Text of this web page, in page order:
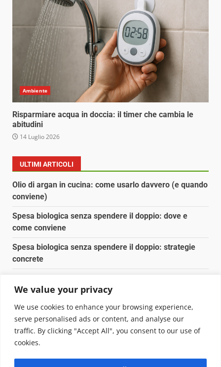
We value your privacy
We use cookies to enhance your browsing experience,
serve personalised ads or content, and analyse our
traffic. By clicking "Accept All", you consent to our use of
cookies.
Ambiente
Risparmiare acqua in doccia: il timer che cambia le
abitudini
14 Luglio 2026
ULTIMI ARTICOLI
Olio di argan in cucina: come usarlo davvero (e quando
conviene)
Spesa biologica senza spendere il doppio: dove e
come conviene
Spesa biologica senza spendere il doppio: strategie
concrete
Pulizia naturale della casa: 3 ingredienti che
sostituiscono 10 prodotti chimici
Copyright © 2025 Biopianeta.it proprietà di Jws Media
Questo blog non è una testata giornalistica, in quanto